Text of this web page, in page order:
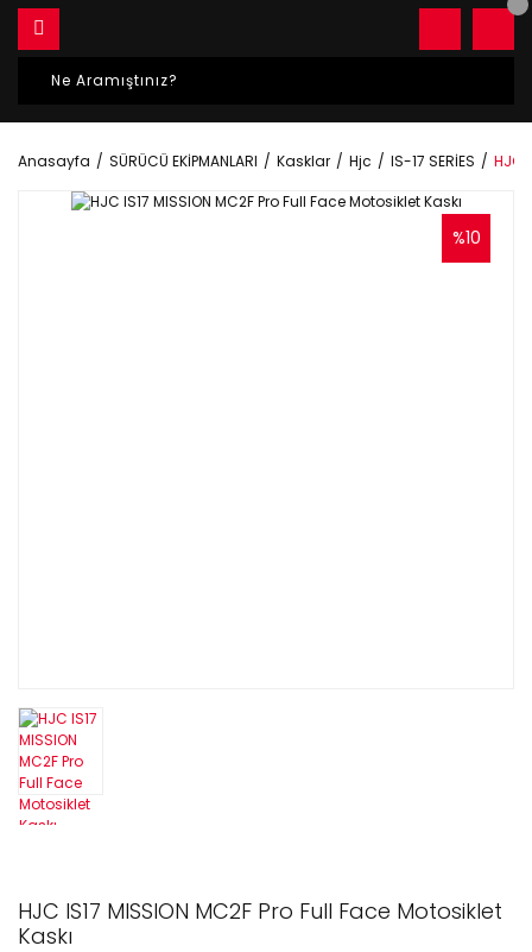
Anasayfa SÜRÜCÜ EKİPMANLARI Kasklar Hjc IS-17 SERİES HJC
%10
HJC IS17 MISSION MC2F Pro Full Face Motosiklet
Kaskı